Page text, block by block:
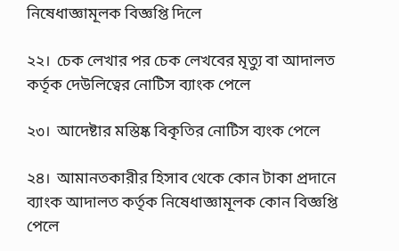
নিষেধাজ্ঞামূলক বিজ্ঞপ্তি দিলে
২২। চেক লেখার পর চেক লেখবের মৃত্যু বা আদালত
কর্তৃক দেউলিত্বের নোটিস ব্যাংক পেলে
২৩। আদেষ্টার মস্তিষ্ক বিকৃতির নোটিস ব্যংক পেলে
২৪। আমানতকারীর হিসাব থেকে কোন টাকা প্রদানে
ব্যাংক আদালত কর্তৃক নিষেধাজ্ঞামূলক কোন বিজ্ঞপ্তি
পেলে